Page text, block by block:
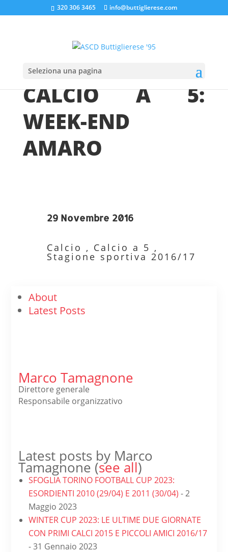
320 306 3465 info@buttiglierese.com
Seleziona una pagina
CALCIO A 5:
WEEK-END
AMARO
29 Novembre 2016
Calcio , Calcio a 5 ,
Stagione sportiva 2016/17
About
Latest Posts
Marco Tamagnone
Direttore generale
Responsabile organizzativo
Latest posts by Marco
Tamagnone (see all)
SFOGLIA TORINO FOOTBALL CUP 2023:
ESORDIENTI 2010 (29/04) E 2011 (30/04) - 2
Maggio 2023
WINTER CUP 2023: LE ULTIME DUE GIORNATE
CON PRIMI CALCI 2015 E PICCOLI AMICI 2016/17
- 31 Gennaio 2023